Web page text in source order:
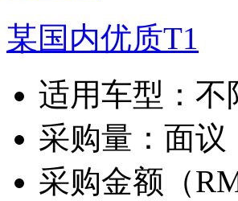
某国内优质T1
适用车型： 不
采购量： 面议
采购金额（